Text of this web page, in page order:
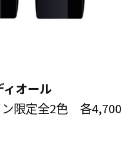
ィオール
限定全2色 各